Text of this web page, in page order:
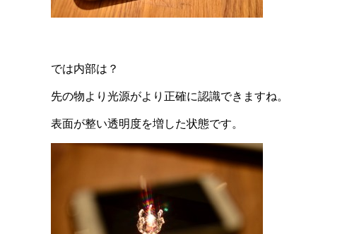
では内部は？
先の物より光源がより正確に認識できますね。
表面が整い透明度を増した状態です。